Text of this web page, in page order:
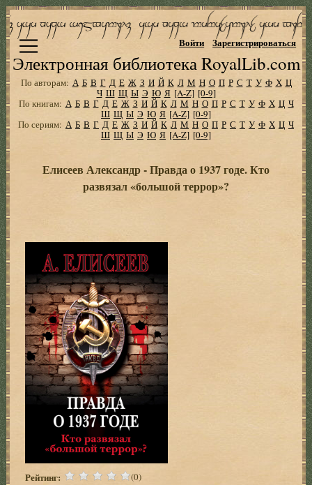
Электронная библиотека RoyalLib.com
Войти Зарегистрироваться
По авторам: А Б В Г Д Е Ж З И Й К Л М Н О П Р С Т У Ф Х Ц
Ч Ш Щ Ы Э Ю Я [A-Z] [0-9]
По книгам: А Б В Г Д Е Ж З И Й К Л М Н О П Р С Т У Ф Х Ц Ч
Ш Щ Ы Э Ю Я [A-Z] [0-9]
По сериям: А Б В Г Д Е Ж З И Й К Л М Н О П Р С Т У Ф Х Ц Ч
Ш Щ Ы Э Ю Я [A-Z] [0-9]
Елисеев Александр - Правда о 1937 годе. Кто
развязал «большой террор»?
Рейтинг: (0)